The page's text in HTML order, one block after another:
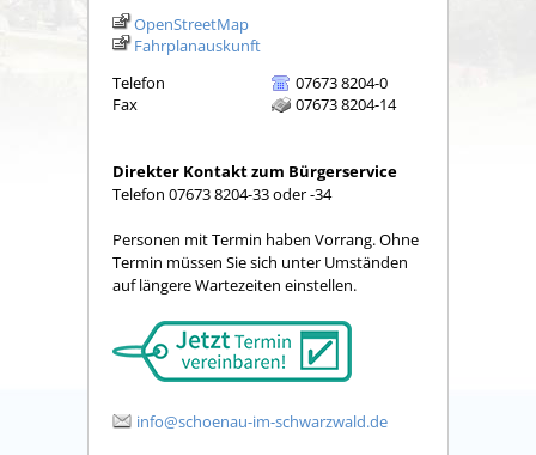
OpenStreetMap
Fahrplanauskunft
Telefon
07673 8204-0
Fax
07673 8204-14
Direkter Kontakt zum Bürgerservice
Telefon 07673 8204-33 oder -34
Personen mit Termin haben Vorrang. Ohne
Termin müssen Sie sich unter Umständen
auf längere Wartezeiten einstellen.
info@schoenau-im-schwarzwald.de